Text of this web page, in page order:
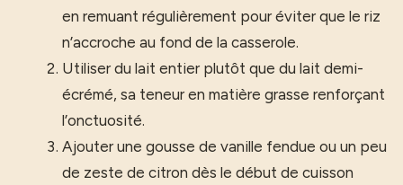
en remuant régulièrement pour éviter que le riz
n’accroche au fond de la casserole.
Utiliser du lait entier plutôt que du lait demi-
écrémé, sa teneur en matière grasse renforçant
l’onctuosité.
Ajouter une gousse de vanille fendue ou un peu
de zeste de citron dès le début de cuisson